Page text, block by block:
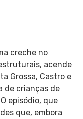
creche no
acende
Grossa, Castro e
de crianças de
episódio, que
que, embora